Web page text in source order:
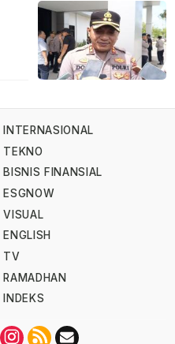
INTERNASIONAL
TEKNO
BISNIS FINANSIAL
ESGNOW
VISUAL
ENGLISH
TV
RAMADHAN
INDEKS